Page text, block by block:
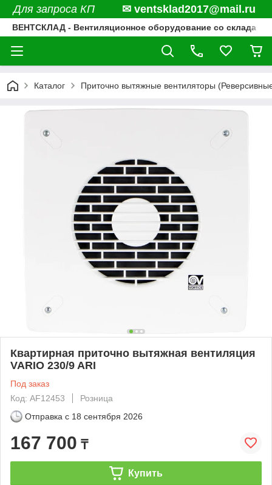
Для запроса КП ✉ ventsklad2017@mail.ru
ВЕНТСКЛАД - Вентиляционное оборудование со склада
Каталог Приточно вытяжные вентиляторы
Квартирная приточно вытяжная вентиляция
VARIO 230/9 ARI
Под заказ
Код: AF12453
Розница
Отправка с 18 сентября 2026
167 700 ₸
Купить